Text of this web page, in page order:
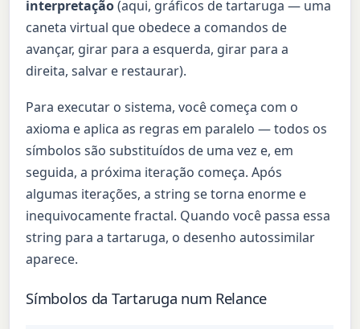
interpretação(aqui, gráficos de tartaruga — uma
caneta virtual que obedece a comandos de
avançar, girar para a esquerda, girar para a
direita, salvar e restaurar).
Para executar o sistema, você começa com o
axioma e aplica as regras em paralelo — todos os
símbolos são substituídos de uma vez e, em
seguida, a próxima iteração começa. Após
algumas iterações, a string se torna enorme e
inequivocamente fractal. Quando você passa essa
string para a tartaruga, o desenho autossimilar
aparece.
Símbolos da Tartaruga num Relance